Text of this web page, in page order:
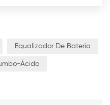
Equalizador De Bateria
Ácido